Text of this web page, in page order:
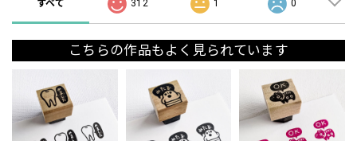
すべて 312 1 0
こちらの作品もよく見られています